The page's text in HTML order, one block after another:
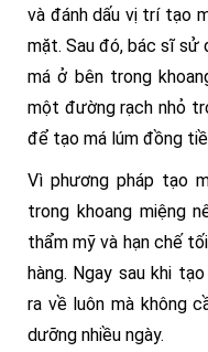
và đánh dấu vị trí tạo
mặt. Sau đó, bác sĩ sử
má ở bên trong
một đường rạch nhỏ
để tạo má lúm đồng
Vì phương pháp tạo
trong khoang miệng
thẩm mỹ và hạn chế
hàng. Ngay sau khi
ra về luôn mà không
dưỡng nhiều ngày.